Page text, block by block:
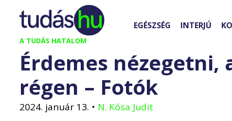
Kilépés
tartalomba
A TUDÁS HATALOM
EGÉSZSÉG INTERJÚ
Érdemes
régen – Fotók
2024. január 13. • N. Kósa Judit